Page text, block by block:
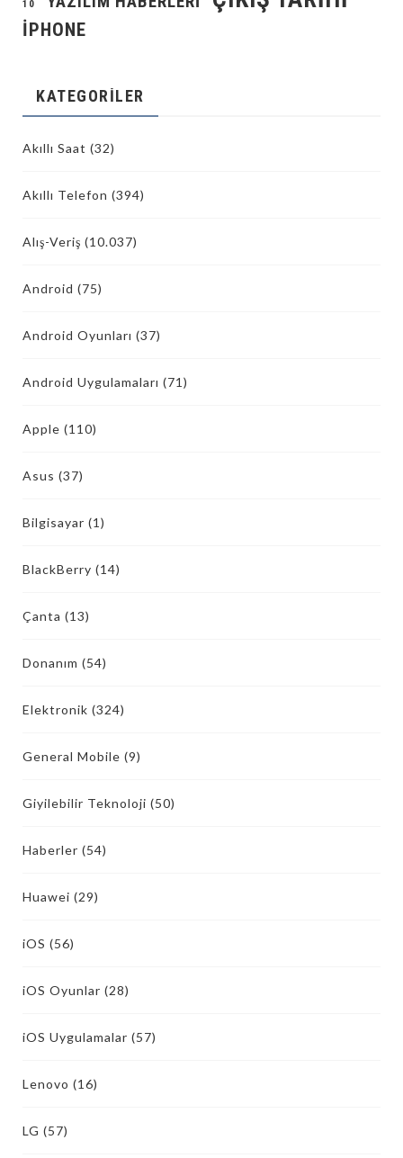
10
İPHONE
KATEGORILER
Akıllı Saat (32)
Akıllı Telefon (394)
Alış-Veriş (10.037)
Android (75)
Android Oyunları (37)
Android Uygulamaları (71)
Apple (110)
Asus (37)
Bilgisayar (1)
BlackBerry (14)
Çanta (13)
Donanım (54)
Elektronik (324)
General Mobile (9)
Giyilebilir Teknoloji (50)
Haberler (54)
Huawei (29)
iOS (56)
iOS Oyunlar (28)
iOS Uygulamalar (57)
Lenovo (16)
LG (57)